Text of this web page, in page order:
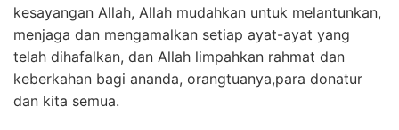
kesayangan Allah, Allah mudahkan untuk melantunkan,
menjaga dan mengamalkan setiap ayat-ayat yang
telah dihafalkan, dan Allah limpahkan rahmat dan
keberkahan bagi ananda, orangtuanya,para donatur
dan kita semua.